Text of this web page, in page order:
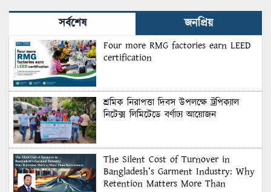
সর্বশেষ জনপ্রিয়
Four more RMG factories earn LEED
certification
শ্রমিক নিরাপত্তা দিবস উপলক্ষে ট্রপিক্যাল
নিটেক্স লিমিটেডে বর্ণাঢ্য আয়োজন
The Silent Cost of Turnover in
Bangladesh’s Garment Industry: Why
Retention Matters More Than